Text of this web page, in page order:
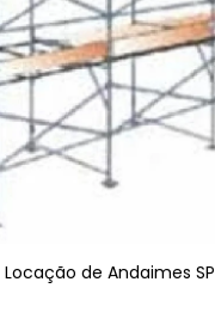
Locação de Andaimes SP